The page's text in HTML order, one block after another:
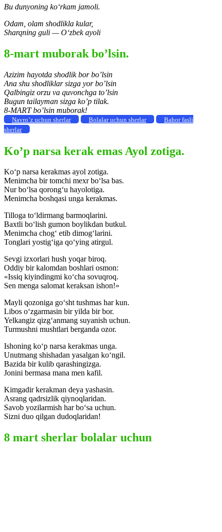
Bu dunyoning ko‘rkam jamoli.
Odam, olam shodlikla kular,
Sharqning guli — O‘zbek ayoli
8-mart muborak bo’lsin.
Azizim hayotda shodlik bor bo’lsin
Ana shu shodliklar sizga yor bo’lsin
Qalbingiz orzu va quvonchga to’lsin
Bugun tailayman sizga ko’p tilak.
8-MART bo’lsin muborak!
Navro’z uchun sherlar Bolalar uchun sherlar
Bahor fasli
sherlar
Ko’p narsa kerak emas Ayol zotiga.
Ko‘p narsa kerakmas ayol zotiga.
Menimcha bir tomchi mexr bo‘lsa bas.
Nur bo‘lsa qorong‘u hayolotiga.
Menimcha boshqasi unga kerakmas.
Tilloga to‘ldirmang barmoqlarini.
Baxtli bo‘lish gumon boylikdan butkul.
Menimcha chog‘ etib dimog‘larini.
Tonglari yostig‘iga qo‘ying atirgul.
Sevgi izxorlari hush yoqar biroq.
Oddiy bir kalomdan boshlari osmon:
«Issiq kiyindingmi ko‘cha sovuqroq.
Sen menga salomat keraksan ishon!»
Mayli qozoniga go‘sht tushmas har kun.
Libos o‘zgarmasin bir yilda bir bor.
Yelkangiz qizg‘anmang suyanish uchun.
Turmushni mushtlari berganda ozor.
Ishoning ko‘p narsa kerakmas unga.
Unutmang shishadan yasalgan ko‘ngil.
Bazida bir kulib qarashingizga.
Jonini bermasa mana men kafil.
Kimgadir kerakman deya yashasin.
Asrang qadrsizlik qiynoqlaridan.
Savob yozilarmish har bo‘sa uchun.
Sizni duo qilgan dudoqlaridan!
8 mart sherlar bolalar uchun